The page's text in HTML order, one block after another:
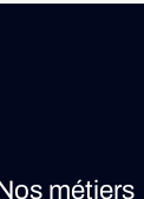
métiers